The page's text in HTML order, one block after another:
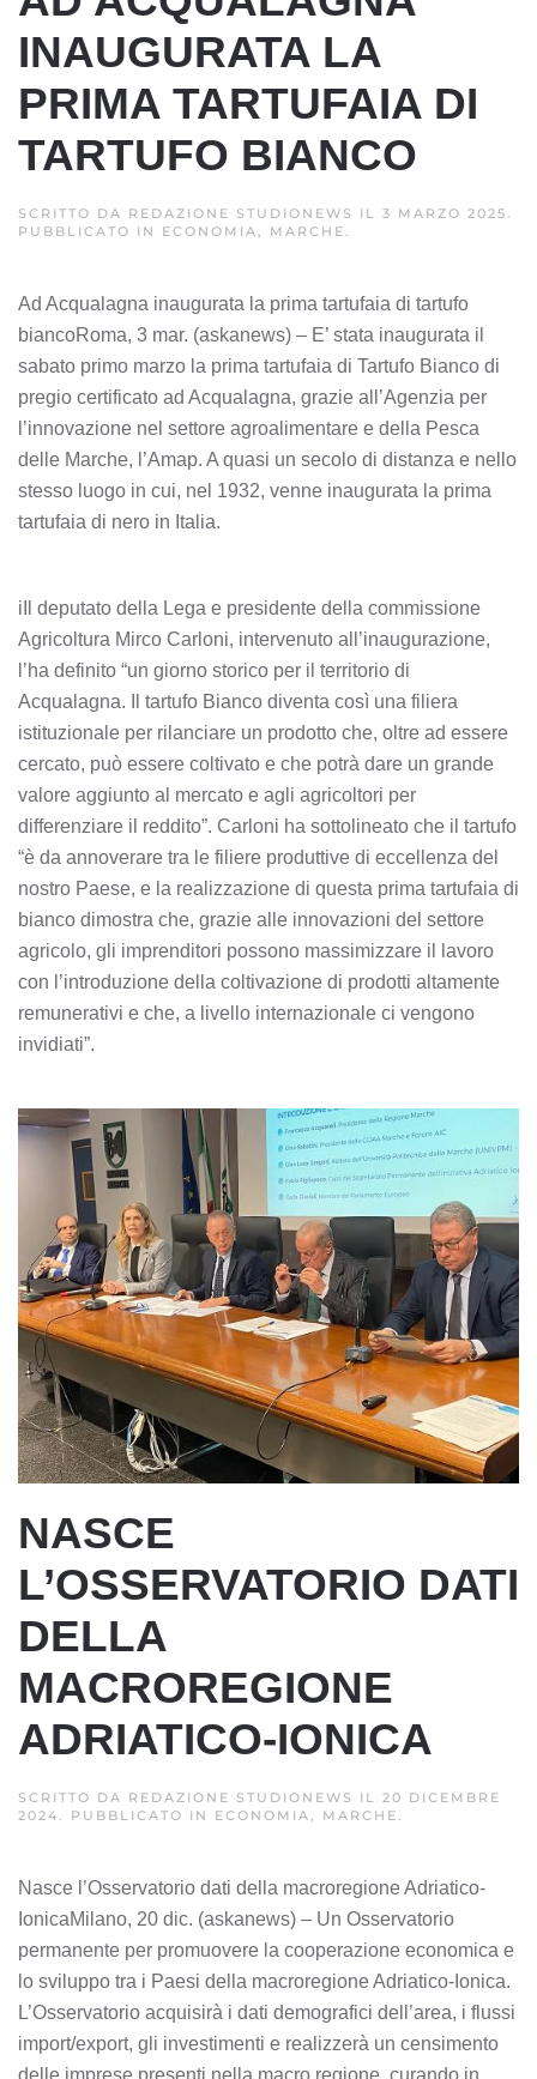
INAUGURATA LA
PRIMA TARTUFAIA DI
TARTUFO BIANCO
SCRITTO DA REDAZIONE STUDIONEWS IL 3 MARZO 2025.
PUBBLICATO IN ECONOMIA, MARCHE.
Ad Acqualagna inaugurata la prima tartufaia di tartufo
biancoRoma, 3 mar. (askanews) – E’ stata inaugurata il
sabato primo marzo la prima tartufaia di Tartufo Bianco di
pregio certificato ad Acqualagna, grazie all’Agenzia per
l’innovazione nel settore agroalimentare e della Pesca
delle Marche, l’Amap. A quasi un secolo di distanza e nello
stesso luogo in cui, nel 1932, venne inaugurata la prima
tartufaia di nero in Italia.
iIl deputato della Lega e presidente della commissione
Agricoltura Mirco Carloni, intervenuto all’inaugurazione,
l’ha definito “un giorno storico per il territorio di
Acqualagna. Il tartufo Bianco diventa così una filiera
istituzionale per rilanciare un prodotto che, oltre ad essere
cercato, può essere coltivato e che potrà dare un grande
valore aggiunto al mercato e agli agricoltori per
differenziare il reddito”. Carloni ha sottolineato che il tartufo
“è da annoverare tra le filiere produttive di eccellenza del
nostro Paese, e la realizzazione di questa prima tartufaia di
bianco dimostra che, grazie alle innovazioni del settore
agricolo, gli imprenditori possono massimizzare il lavoro
con l’introduzione della coltivazione di prodotti altamente
remunerativi e che, a livello internazionale ci vengono
invidiati”.
NASCE
L’OSSERVATORIO DATI
DELLA
MACROREGIONE
ADRIATICO-IONICA
SCRITTO DA REDAZIONE STUDIONEWS IL 20 DICEMBRE
2024. PUBBLICATO IN ECONOMIA, MARCHE.
Nasce l’Osservatorio dati della macroregione Adriatico-
IonicaMilano, 20 dic. (askanews) – Un Osservatorio
permanente per promuovere la cooperazione economica e
lo sviluppo tra i Paesi della macroregione Adriatico-Ionica.
L’Osservatorio acquisirà i dati demografici dell’area, i flussi
import/export, gli investimenti e realizzerà un censimento